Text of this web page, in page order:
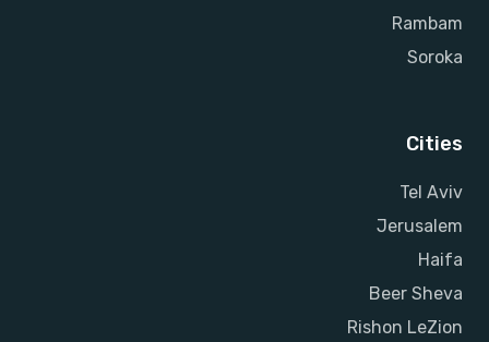
Rambam
Soroka
Cities
Tel Aviv
Jerusalem
Haifa
Beer Sheva
Rishon LeZion